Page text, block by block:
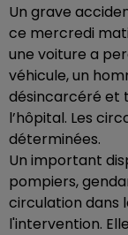
Un grave
ce mercredi
une voiture a
véhicule, un
désincarcéré et
l’hôpital. Les
déterminées.
Un important
pompiers,
circulation dans
l'intervention.